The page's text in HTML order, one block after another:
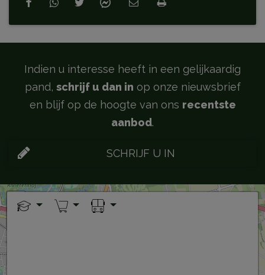
Indien u interesse heeft in een gelijkaardig
pand, schrijf u dan in op onze nieuwsbrief
en blijf op de hoogte van ons recentste
aanbod.
SCHRIJF U IN
+